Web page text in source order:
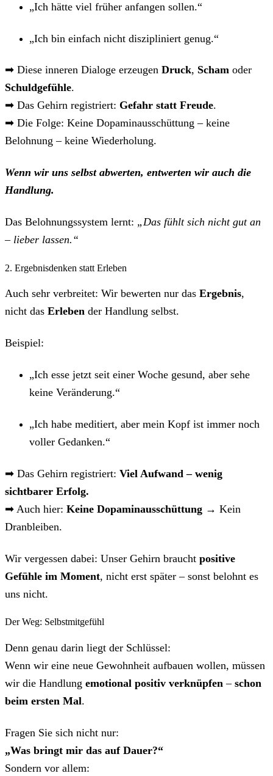
„Ich hätte viel früher anfangen sollen.“
„Ich bin einfach nicht diszipliniert genug.“
➡ Diese inneren Dialoge erzeugen Druck, Scham oder
Schuldgefühle.
➡ Das Gehirn registriert: Gefahr statt Freude.
➡ Die Folge: Keine Dopaminausschüttung – keine
Belohnung – keine Wiederholung.
Wenn wir uns selbst abwerten, entwerten wir auch die
Handlung.
Das Belohnungssystem lernt: „Das fühlt sich nicht gut an
– lieber lassen.“
2. Ergebnisdenken statt Erleben
Auch sehr verbreitet: Wir bewerten nur das Ergebnis,
nicht das Erleben der Handlung selbst.
Beispiel:
„Ich esse jetzt seit einer Woche gesund, aber sehe
keine Veränderung.“
„Ich habe meditiert, aber mein Kopf ist immer noch
voller Gedanken.“
➡ Das Gehirn registriert: Viel Aufwand – wenig
sichtbarer Erfolg.
➡ Auch hier: Keine Dopaminausschüttung → Kein
Dranbleiben.
Wir vergessen dabei: Unser Gehirn braucht positive
Gefühle im Moment, nicht erst später – sonst belohnt es
uns nicht.
Der Weg: Selbstmitgefühl
Denn genau darin liegt der Schlüssel:
Wenn wir eine neue Gewohnheit aufbauen wollen, müssen
wir die Handlung emotional positiv verknüpfen – schon
beim ersten Mal.
Fragen Sie sich nicht nur:
„Was bringt mir das auf Dauer?“
Sondern vor allem: